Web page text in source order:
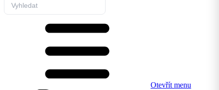
Otevřít menu